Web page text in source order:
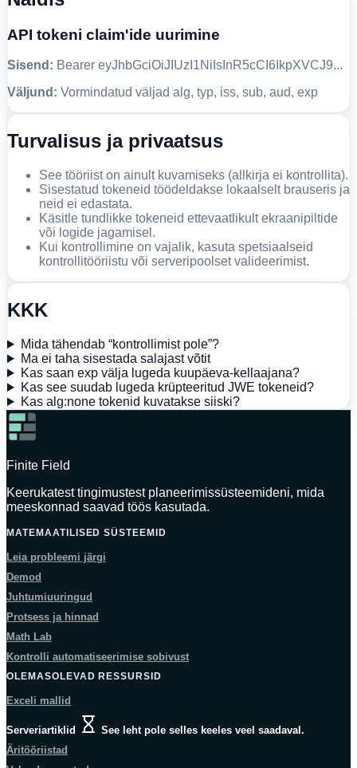
API tokeni claim'ide uurimine
Sisend: Bearer eyJhbGciOiJIUzI1NiIsInR5cCI6IkpXVCJ9...
Väljund: Vormindatud väljad alg, typ, iss, sub, aud, exp
Turvalisus ja privaatsus
See tööriist on ainult kuvamiseks (allkirja ei kontrollita).
Sisestatud tokeneid töödeldakse lokaalselt brauseris ja
neid ei edastata.
Käsitle tundlikke tokeneid ettevaatlikult ekraanipiltide
või logide jagamisel.
Kui kontrollimine on vajalik, kasuta spetsiaalseid
kontrollitööriistu või serveripoolset valideerimist.
KKK
Mida tähendab “kontrollimist pole”?
Ma ei taha sisestada salajast võtit
Kas saan exp välja lugeda kuupäeva-kellaajana?
Kas see suudab lugeda krüpteeritud JWE tokeneid?
Kas alg:none tokenid kuvatakse siiski?
Finite Field
Keerukatest tingimustest planeerimissüsteemideni, mida
meeskonnad saavad töös kasutada.
MATEMAATILISED SÜSTEEMID
Leia probleemi järgi
Demod
Juhtumiuuringud
Protsess ja hinnad
Math Lab
Kontrolli automatiseerimise sobivust
OLEMASOLEVAD RESSURSID
Exceli mallid
Serveriartiklid
See leht pole selles keeles veel saadaval.
Äritööriistad